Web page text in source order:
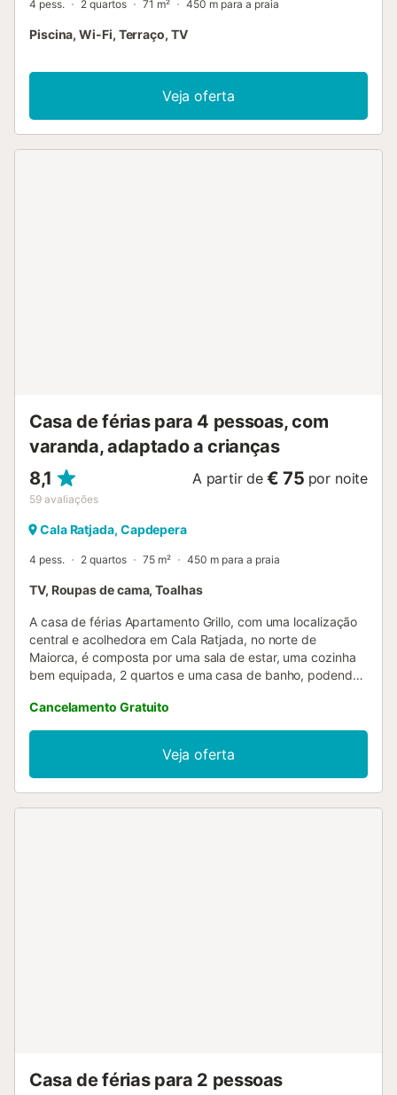
4 pess. 2 quartos 71 m² 450 m para a praia
Piscina, Wi-Fi, Terraço, TV
Veja oferta
Casa de férias para 4 pessoas, com
varanda, adaptado a crianças
8,1
59 avaliações
A partir de € 75 por noite
Cala Ratjada, Capdepera
4 pess. 2 quartos 75 m² 450 m para a praia
TV, Roupas de cama, Toalhas
A casa de férias Apartamento Grillo, com uma localização
central e acolhedora em Cala Ratjada, no norte de
Maiorca, é composta por uma sala de estar, uma cozinha
bem equipada, 2 quartos e uma casa de banho, podendo
uma televisão, máquina de lavar roupa, bem como um
berço e uma cadeira alta (a pedido). No exterior,
encontrará um terraço privado aberto. A praia de Cala
Agulla fica apenas a 10 minutos a pé (800m) e o
supermercado mais próximo fica do outro lado da estrada
Cancelamento Gratuito
Veja oferta
Casa de férias para 2 pessoas